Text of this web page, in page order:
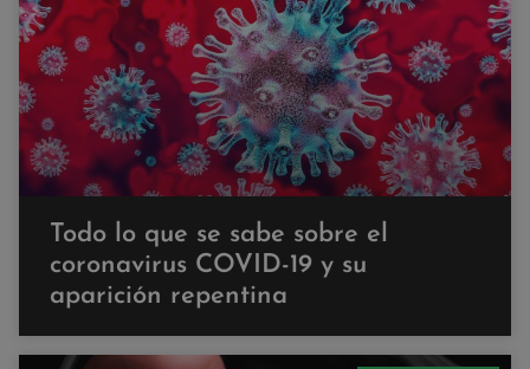
Todo lo que se sabe sobre el
coronavirus COVID-19 y su
aparición repentina